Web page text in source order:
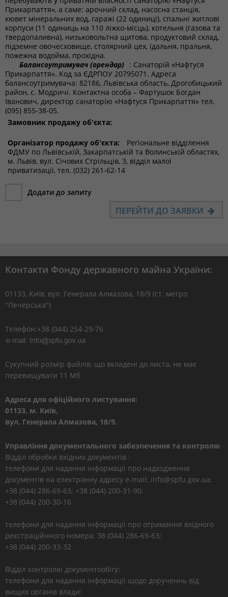
Прикарпаття», а саме: арочний склад, насосна станція,
кювет мінеральних вод, гаражі (22 одиниці), спальні житлові
корпуси (11 одиниць на 110 ліжко-місць), котельня (газова та
твердопаливна), низьковольтна щитова, продуктовий склад,
підземне овочесховище, столярний цех, їдальня, пральня,
пожежна водойма, прохідна.
Балансоутримувач (орендар)
: Санаторій «Нафтуся
Прикарпаття». Код за ЄДРПОУ 20795071. Адреса
балансоутримувача: 82186, Львівська область, Дрогобицький
район, с. Модричі. Контактна особа – Фартушок Богдан
Іванович, директор санаторію «Нафтуся Прикарпаття» тел.
(095) 855-38-05.
Замовник продажу об'єкта:
Організатор продажу об'єкта:
Регіональне відділення
ФДМУ по Львівській, Закарпатській та Волинській областях,
м. Львів, вул. Січових Стрільців, 3, відділ малої
приватизації, тел. (032) 261-62-14
Додати до запиту
ПЕРЕЙТИ ДО ЗАЯВКИ
Контакти Фонду державного майна України:
01133, Kиїв, вул. Генерала Алмазова, 18/9 (ст. метро
"Печерська")
Телефон:+38 (044) 254-29-76
Сукупний розмір файлів, що вкладені до листа, не має
перевищувати 11 Мб
Адреса для офіційного листування:
01133, м. Київ,
вул. Генерала Алмазова, 18/9.
Управління документального забезпечення та контролю
Відділ обробки вхідних документів :
телефони для надання інформації про надходження
документів на електронну адресу e-mail: info@spfu.gov.ua:
+38 (044) 286-69-63; +38 (044) 200-31-90;
+38 (044) 200-30-16
телефони для надання інформації про отримання вхідного
реєстраційнного номера: 38 (044) 286-69-63;
+38 (044) 200-33-32
Відділ контролю документообігу:
телефони для надання інформації щодо дорученнь від
вищих органів влади: